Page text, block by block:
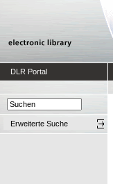
DLR Portal
Erweiterte Suche